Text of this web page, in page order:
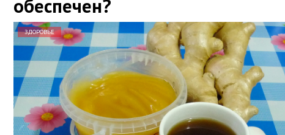
обеспечен?
ЗДОРОВЬЕ